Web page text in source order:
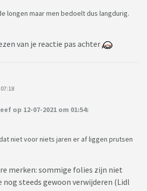
longen maar men bedoelt dus langdurig.
van je reactie pas achter
op 12-07-2021 om 01:54:
niet voor niets jaren er af liggen prutsen
merken: sommige folies zijn niet
steeds gewoon verwijderen (Lidl